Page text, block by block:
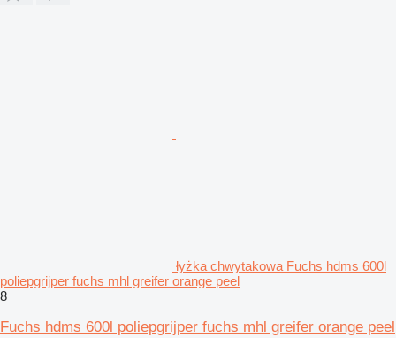
łyżka chwytakowa Fuchs hdms 600l
poliepgrijper fuchs mhl greifer orange peel
8
Fuchs hdms 600l poliepgrijper fuchs mhl greifer orange peel